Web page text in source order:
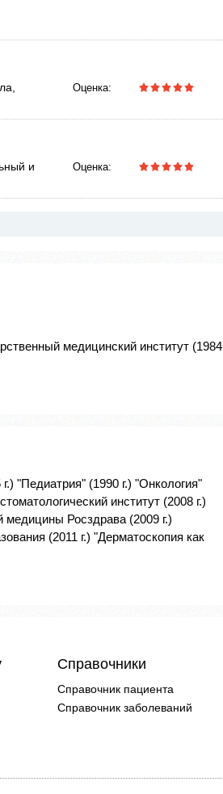
Оценка:
и
Оценка:
медицинский институт (1984
"Педиатрия" (1990 г.) "Онкология"
институт (2008 г.)
медицины Росздрава (2009 г.)
(2011 г.) "Дерматоскопия как
Справочники
Справочник пациента
Справочник заболеваний